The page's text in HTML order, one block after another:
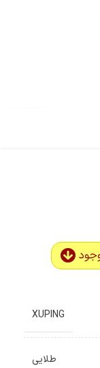
XUPING
طلایی